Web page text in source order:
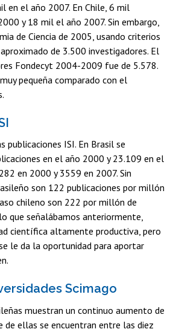
en el año 2007. En Chile, 6 mil
y 18 mil el año 2007. Sin embargo,
de Ciencia de 2005, usando criterios
de 3.500 investigadores. El
Fondecyt 2004-2009 fue de 5.578.
pequeña comparado con el
publicaciones ISI. En Brasil se
en el año 2000 y 23.109 en el
en 2000 y 3559 en 2007. Sin
son 122 publicaciones por millón
chileno son 222 por millón de
que señalábamos anteriormente,
científica altamente productiva, pero
le da la oportunidad para aportar
Scimago
muestran un continuo aumento de
de ellas se encuentran entre las diez